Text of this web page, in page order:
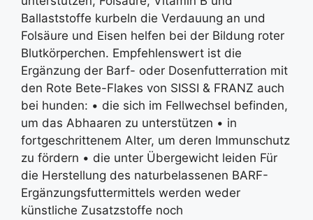
Ballaststoffe kurbeln die Verdauung an und
Folsäure und Eisen helfen bei der Bildung roter
Blutkörperchen. Empfehlenswert ist die
Ergänzung der Barf- oder Dosenfutterration mit
den Rote Bete-Flakes von SISSI & FRANZ auch
bei hunden: • die sich im Fellwechsel befinden,
um das Abhaaren zu unterstützen • in
fortgeschrittenem Alter, um deren Immunschutz
zu fördern • die unter Übergewicht leiden Für
die Herstellung des naturbelassenen BARF-
Ergänzungsfuttermittels werden weder
künstliche Zusatzstoffe noch